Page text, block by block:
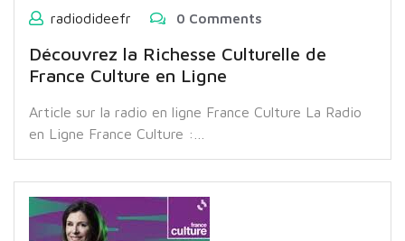
radiodideefr 0 Comments
Découvrez la Richesse Culturelle de
France Culture en Ligne
Article sur la radio en ligne France Culture La Radio
en Ligne France Culture :…